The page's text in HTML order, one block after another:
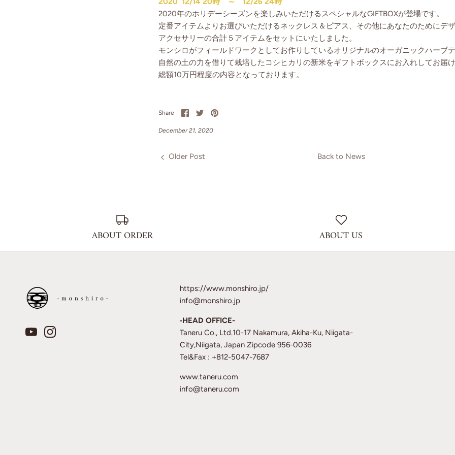
2020年のホリデーシーズンを楽しみいただけるスペシャルなGIFTBOXが登場です。
定番アイテムよりお選びいただけるネックレス＆ピアス、その他にあなたのためにデ
アクセサリーの合計５アイテムをセットにいたしました。
モンシロがフィールドワークとしてお作りしているオリジナルのオーガニックハーブ
自然の土の力を借りて栽培したコシヒカリの新米をギフトボックスにお入れしてお届
総額10万円程度の内容となっております。
Share
Share
on
Facebook
Share
Twitter
Pin
December 21, 2020
Older Post Back to News
ABOUT ORDER ABOUT US
https://www.monshiro.jp/
info@monshiro.jp
‐HEAD OFFICE-
Taneru Co., Ltd.10-17 Nakamura, Akiha-Ku, Niigata-
City,Niigata, Japan Zipcode 956-0036
Tel&Fax : +812-5047-7687
www.taneru.com
info@taneru.com